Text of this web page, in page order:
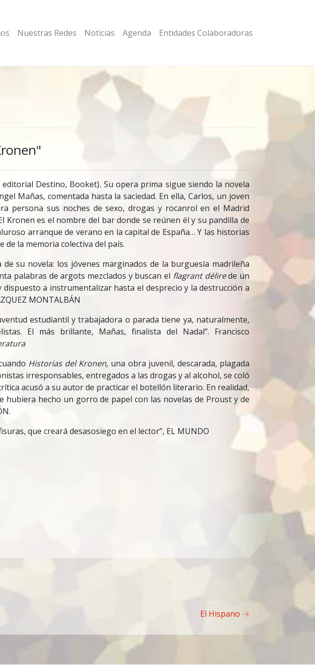
Nuestras Redes Noticias Agenda Entidades Colaboradoras
editorial Destino, Booket).Su opera prima sigue siendo la novela
Mañas, comentada hasta la saciedad. En ella, Carlos, un joven
persona sus noches de sexo, drogas y rocanrol en el Madrid
Kronen es el nombre del bar donde se reúnen él y su pandilla de
arranque de verano en la capital de España… Y las historias
de la memoria colectiva del país.
de su novela: los jóvenes marginados de la burguesía madrileña
palabras de argots mezclados y buscan el flagrant délirede un
dispuesto a instrumentalizar hasta el desprecio y la destrucción a
MONTALBÁN
estudiantil y trabajadora o parada tiene ya, naturalmente,
El más brillante, Mañas, finalista del Nadal”. Francisco
Historias del Kronen, una obra juvenil, descarada, plagada
irresponsables, entregados a las drogas y al alcohol, se coló
acusó a su autor de practicar el botellón literario. En realidad,
hubiera hecho un gorro de papel con las novelas de Proust y de
que creará desasosiego en el lector”, EL MUNDO
El Hispano